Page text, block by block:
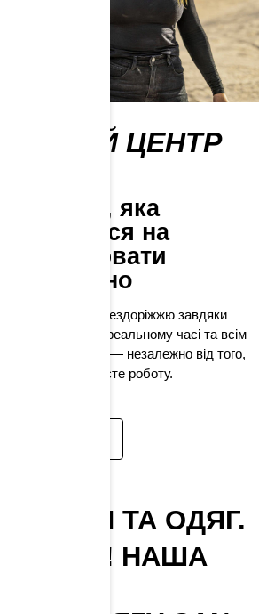
ЦЕНТР
яка
на
контролювати
завгодно
їзду по бездоріжжю завдяки
до даних у реальному часі та всім
можливостям — незалежно від того,
чи виконуєте роботу.
ТА ОДЯГ.
НАША